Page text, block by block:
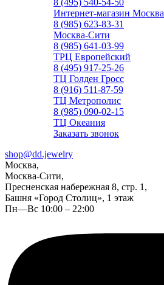
8 (495) 540-54-50
Интернет-магазин Москва
8 (985) 623-83-31
Москва-Сити
8 (985) 641-03-99
ТРЦ Европейский
8 (495) 917-25-26
ТЦ Голден Гросс
8 (916) 511-87-59
ТЦ Метрополис
8 (985) 090-02-15
ТЦ Океания
Заказать звонок
shop@dd.jewelry
Москва,
Москва-Сити,
Пресненская набережная 8, стр. 1,
Башня «Город Столиц», 1 этаж
Пн—Вс 10:00 – 22:00